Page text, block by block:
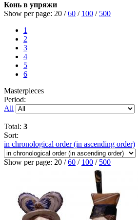
Конь в упряжи
Show per page: 20 /60 / 100 / 500
1
2
3
4
5
6
Masterpieces
Period:
All
Total: 3
Sort:
in chronological order (in ascending order)
Show per page: 20 /60 / 100 / 500